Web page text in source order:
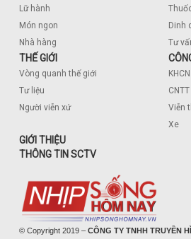
Lữ hành
Món ngon
Nhà hàng
Dinh
Tư
THẾ GIỚI
Vòng quanh thế giới
Tư liệu
Người viễn xứ
KHCN
CNTT
Viễn
Xe
GIỚI THIỆU
THÔNG TIN SCTV
© Copyright 2019 – CÔNG TY TNHH TRUYỀN